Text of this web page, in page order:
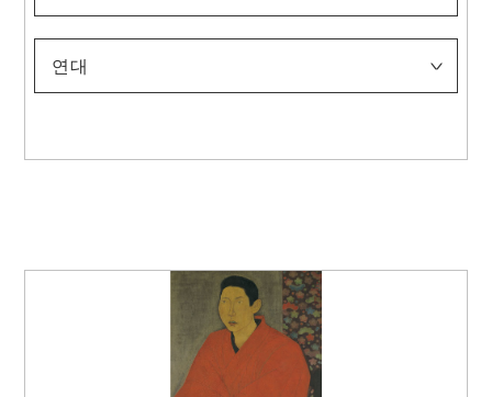
아사이 주
이나가키 도시지로
이리에 하코
이토 야스히코
가미사카 셋카
가노코기 다케시로
기쿠치 호분
기쿠치 게이게쓰
기타노 쓰네토미
기타와키 노보루
(5대) 기요미즈 로쿠베
고노 바이레이
고노시마 오코쿠
마키노 가쓰지
마쓰모토 이치요
무라카미 가가쿠
나카무라 다이자부로
나카무라 호세이
나카무라 겐이치
니시무라 고운
니시야마 스이쇼
노나가세 반카
오고 도모노스케
오쿠무라 가조
오타 조우
오타 기지로
스다 구니타로
다케우치 세이호
다마키 스에카즈
다무라 소류
다테하타 다이무
도미오카 뎃사이
도미타 게이센
도토리 에이키
쓰치다 바쿠센
쓰지 가코
우에무라 쇼엔
야마모토 슌쿄
야마자키 조운
야스이 소타로
연대